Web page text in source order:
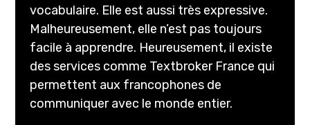
vocabulaire. Elle est aussi très expressive.
Malheureusement, elle n’est pas toujours
facile à apprendre. Heureusement, il existe
des services comme Textbroker France qui
permettent aux francophones de
communiquer avec le monde entier.